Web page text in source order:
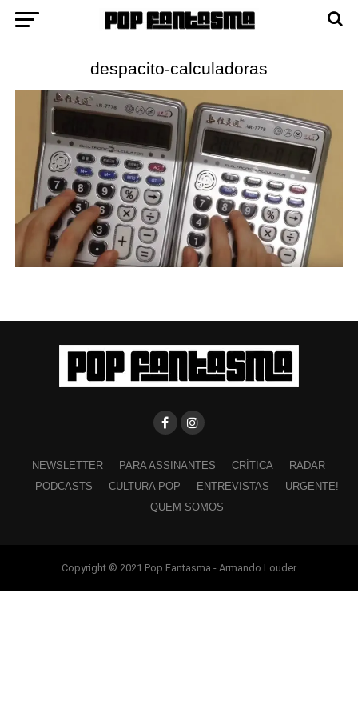
despacito-calculadoras
NEWSLETTER PARA ASSINANTES CRÍTICA
RADAR
PODCASTS
CULTURA POP ENTREVISTAS
URGENTE!
QUEM SOMOS
Copyright © 2021 Pop Fantasma - Armando Louder